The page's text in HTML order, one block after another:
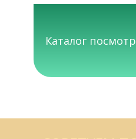
Каталог